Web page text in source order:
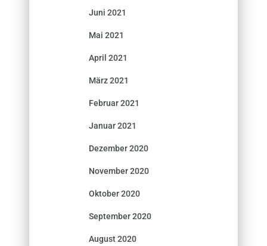
Juni 2021
Mai 2021
April 2021
März 2021
Februar 2021
Januar 2021
Dezember 2020
November 2020
Oktober 2020
September 2020
August 2020